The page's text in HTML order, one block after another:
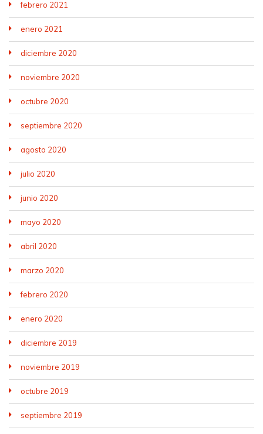
febrero 2021
enero 2021
diciembre 2020
noviembre 2020
octubre 2020
septiembre 2020
agosto 2020
julio 2020
junio 2020
mayo 2020
abril 2020
marzo 2020
febrero 2020
enero 2020
diciembre 2019
noviembre 2019
octubre 2019
septiembre 2019